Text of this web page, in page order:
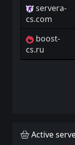
servera-
cs.com
boost-
cs.ru
Active